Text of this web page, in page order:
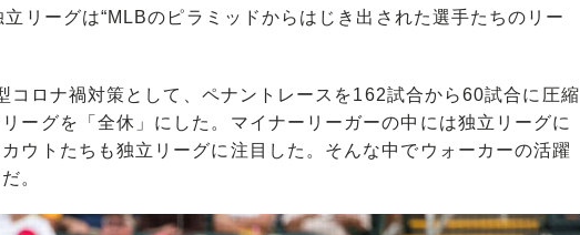
リーグは“MLBのピラミッドからはじき出された選手たちのリー
ロナ禍対策として、ペナントレースを162試合から60試合に圧縮
ーグを「全休」にした。マイナーリーガーの中には独立リーグに
ウトたちも独立リーグに注目した。そんな中でウォーカーの活躍
。